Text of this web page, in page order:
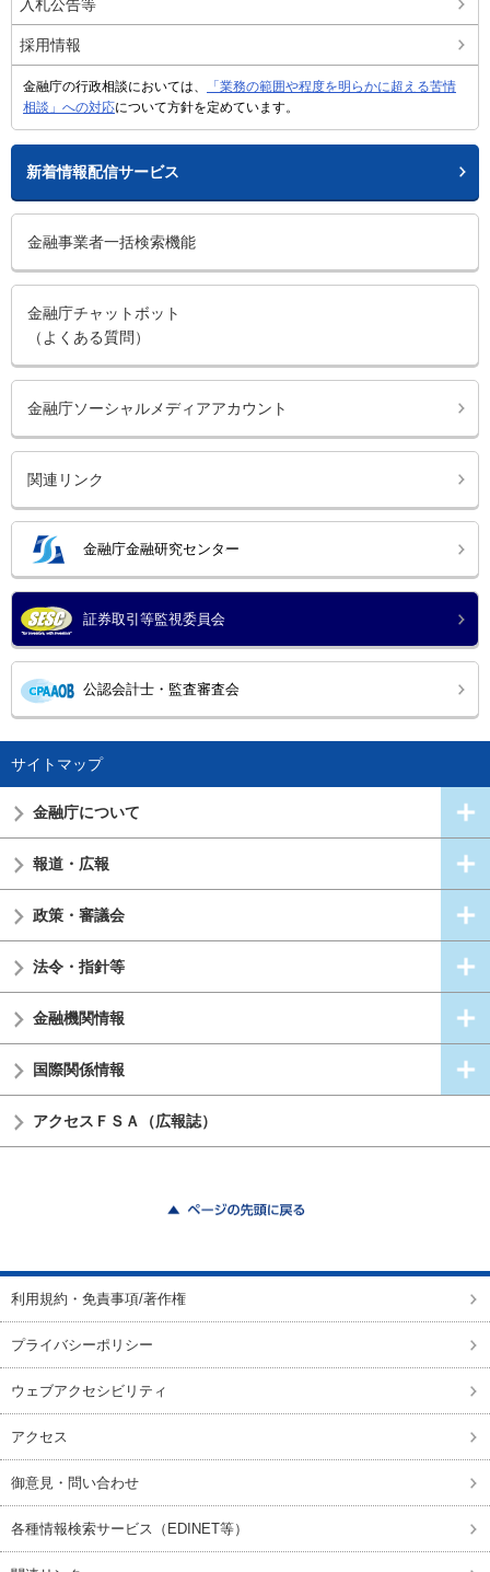
入札公告等
採用情報
金融庁の行政相談においては、
「業務の範囲や程度を明らかに超える苦情
相談」への対応について方針を定めています。
新着情報配信サービス
金融事業者一括検索機能
金融庁チャットボット
（よくある質問）
金融庁ソーシャルメディアアカウント
関連リンク
金融庁金融研究センター
証券取引等監視委員会
公認会計士・監査審査会
サイトマップ
金融庁について
報道・広報
政策・審議会
法令・指針等
金融機関情報
国際関係情報
アクセスＦＳＡ（広報誌）
利用規約・免責事項/著作権
プライバシーポリシー
ウェブアクセシビリティ
アクセス
御意見・問い合わせ
各種情報検索サービス（EDINET等）